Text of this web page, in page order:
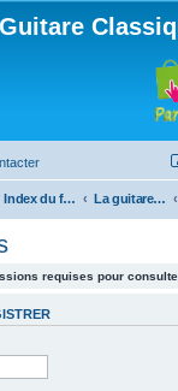
Guitare
Index du forum La guitare : instrument, cours et théorie
requises pour